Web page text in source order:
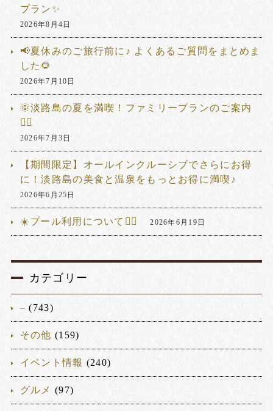
プラン✨
2026年8月4日
📢夏休みのご旅行前に♪ よくあるご質問をまとめま
した🌻
2026年7月10日
🌞淡路島の夏を満喫！ファミリープランのご案内
🏊‍♂️
2026年7月3日
【期間限定】オールインクルーシブでさらにお得
に！淡路島の美食と温泉をもっとお得に満喫♪
2026年6月25日
☀️プール利用について🏊‍♂️ 2026年6月19日
カテゴリー
– (743)
その他 (159)
イベント情報 (240)
グルメ (97)